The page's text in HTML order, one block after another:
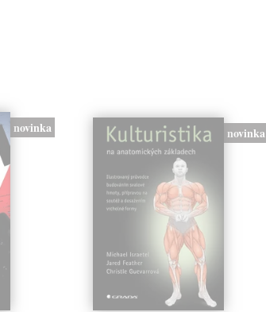
novinka novinka